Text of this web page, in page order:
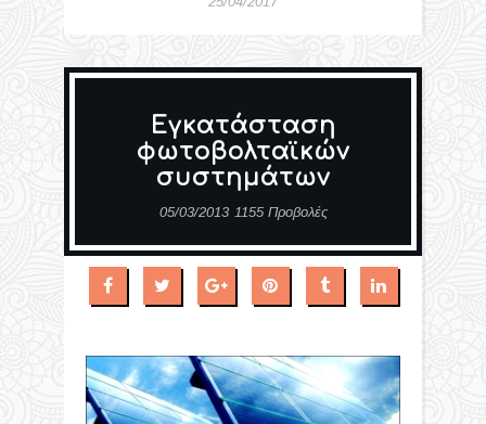
Εγκατάσταση
φωτοβολταϊκών
συστημάτων
05/03/2013 1155 Προβολές